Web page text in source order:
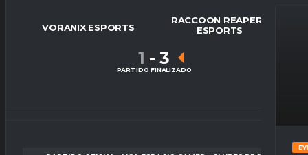
VORANIX ESPORTS
RACCOON REAPERS
ESPORTS
1 - 3
PARTIDO FINALIZADO